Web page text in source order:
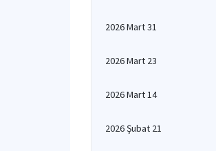
2026 Mart 31
2026 Mart 23
2026 Mart 14
2026 Şubat 21